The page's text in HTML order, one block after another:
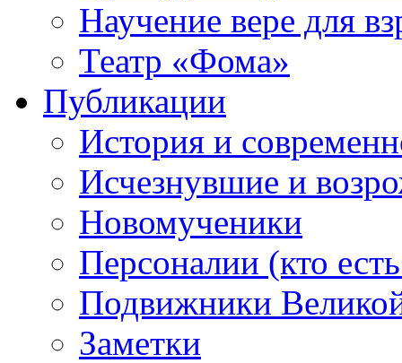
Научение вере для
Театр «Фома»
Публикации
История и
Исчезнувшие и
Новомученики
Персоналии (кто
Подвижники
Заметки